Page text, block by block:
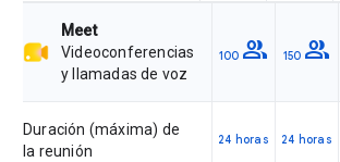
Meet
Videoconferencias
y llamadas de voz
100 group 150 group
Duración (máxima) de
la reunión
24 horas 24 horas